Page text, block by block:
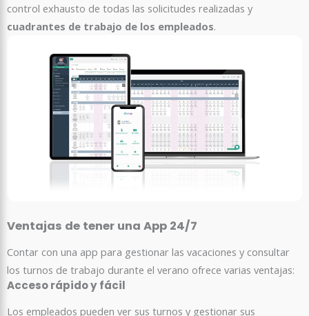
control exhausto de todas las solicitudes realizadas y
cuadrantes de trabajo de los empleados.
Ventajas de tener una App 24/7
Contar con una app para gestionar las vacaciones y consultar
los turnos de trabajo durante el verano ofrece varias ventajas:
Acceso rápido y fácil
Los empleados pueden ver sus turnos y gestionar sus